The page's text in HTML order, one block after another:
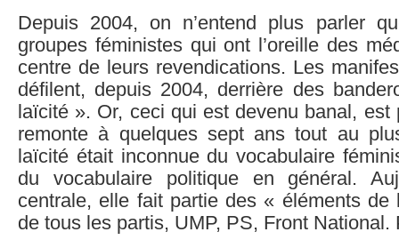
Depuis 2004, on n’entend plus parler
groupes féministes qui ont l’oreille des
centre de leurs revendications. Les
défilent, depuis 2004, derrière des
laïcité ». Or, ceci qui est devenu banal, est
remonte à quelques sept ans tout au
laïcité était inconnue du vocabulaire
du vocabulaire politique en général.
centrale, elle fait partie des « éléments de
de tous les partis, UMP, PS, Front National.